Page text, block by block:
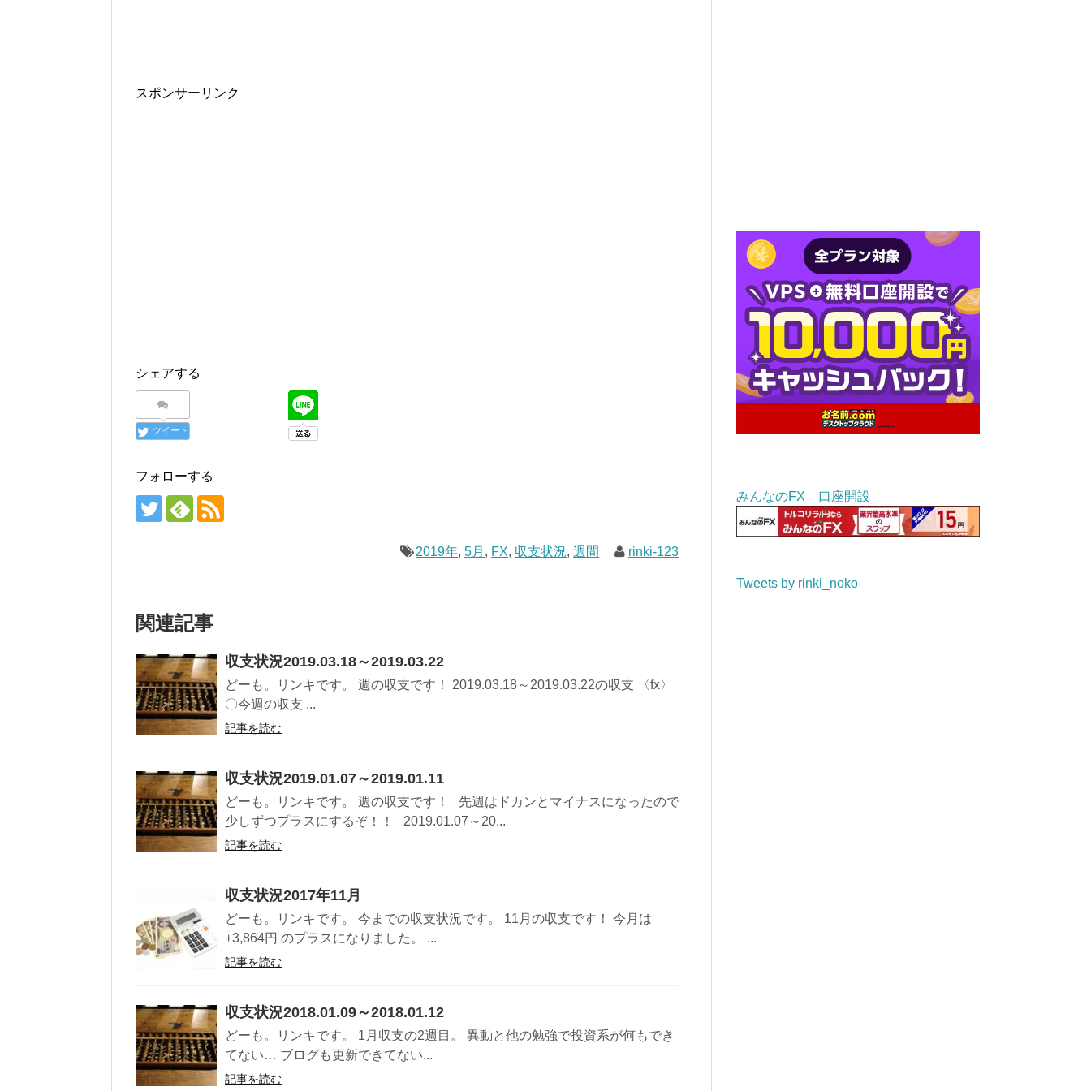
スポンサーリンク
シェアする
ツイート
フォローする
2019年,5月 , FX, 収支状況,週間 rinki-123
関連記事
収支状況2019.03.18～2019.03.22
どーも。リンキです。 週の収支です！ 2019.03.18～2019.03.22の収支 〈fx〉
〇今週の収支 ...
記事を読む
収支状況2019.01.07～2019.01.11
どーも。リンキです。 週の収支です！ 先週はドカンとマイナスになったので
少しずつプラスにするぞ！！ 2019.01.07～20...
記事を読む
収支状況2017年11月
どーも。リンキです。 今までの収支状況です。 11月の収支です！ 今月は
+3,864円 のプラスになりました。 ...
記事を読む
収支状況2018.01.09～2018.01.12
どーも。リンキです。 1月収支の2週目。 異動と他の勉強で投資系が何もでき
てない… ブログも更新できてない...
記事を読む
みんなのFX 口座開設
Tweets by rinki_noko